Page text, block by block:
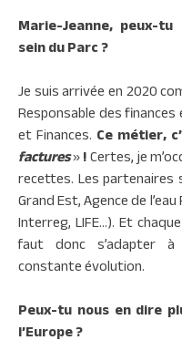
Marie-Jeanne, peux-
sein du Parc ?
Je suis arrivée en 2020
Responsable des
et Finances. Ce métier,
factures»!Certes, je
recettes. Les
Grand Est, Agence de l’eau
Interreg, LIFE…). Et
faut donc s’adapter à
constante évolution.
Peux-tu nous en dire
l’Europe ?